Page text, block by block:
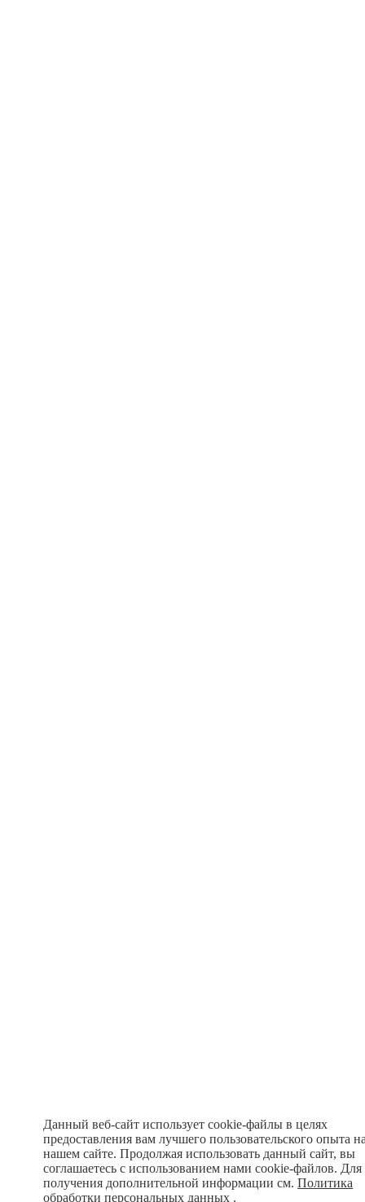
Данный веб-сайт использует cookie-файлы в целях
предоставления вам лучшего пользовательского опыта
нашем сайте. Продолжая использовать данный сайт, вы
соглашаетесь с использованием нами cookie-файлов. Для
получения дополнительной информации см.Политика
обработки персональных данных .